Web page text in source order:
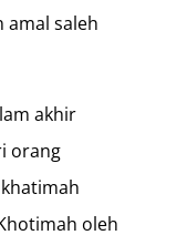
amal saleh
akhir
orang
oleh